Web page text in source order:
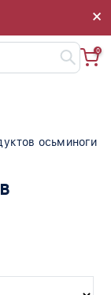
×
×
0
осьминоги